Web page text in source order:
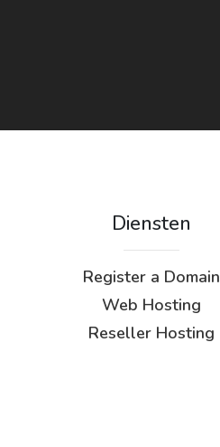
Diensten
Register a Domain
Web Hosting
Reseller Hosting